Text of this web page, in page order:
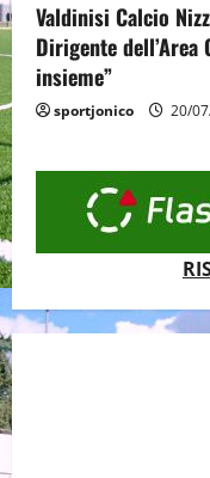
Valdinisi Calcio
Dirigente
insieme”
sportjonico 20/